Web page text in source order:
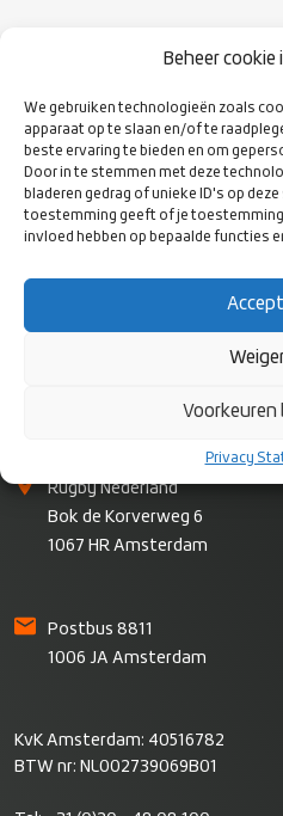
Beheer
We gebruiken technologieën zoals
apparaat op te slaan en/of te
beste ervaring te bieden en om
Door in te stemmen met deze
bladeren gedrag of unieke ID's op
toestemming geeft of je
invloed hebben op bepaalde functies
Voorkeuren
Privacy
MEDIA
Rugby Nederland
Bok de Korverweg 6
1067 HR Amsterdam
Postbus 8811
1006 JA Amsterdam
KvK Amsterdam: 40516782
BTW nr: NL002739069B01